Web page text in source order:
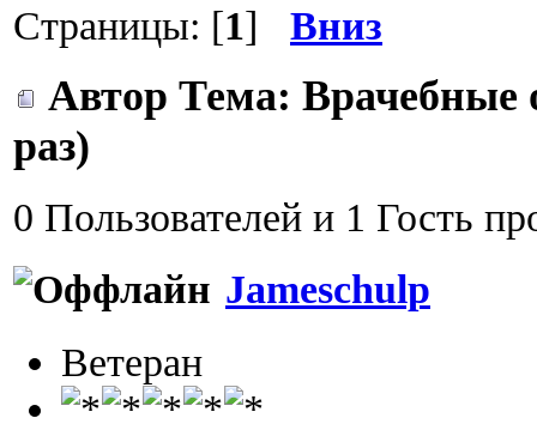
Страницы: [1] Вниз
Автор Тема:
раз)
0 Пользователей и 1 Гость
Jameschulp
Ветеран